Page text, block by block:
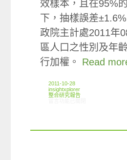
效樣本，且在95%
下，抽樣誤差
政院主計處2011年
區人口之性別及年
行加權。 Read
2011-10-28
insightxplorer
整合研究報告